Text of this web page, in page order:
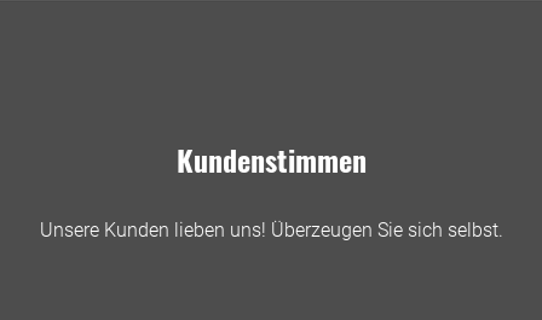
Kundenstimmen
Unsere Kunden lieben uns! Überzeugen Sie sich selbst.